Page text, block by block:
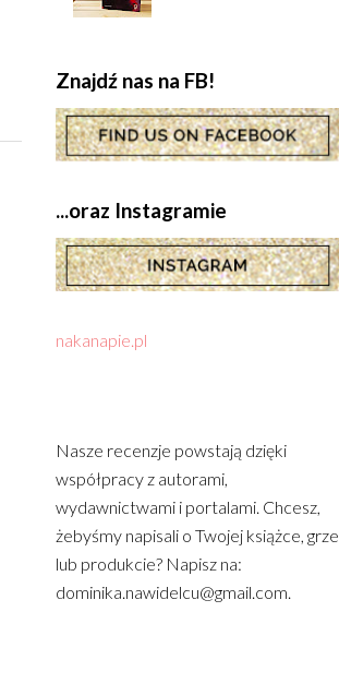
Znajdź nas na FB!
...oraz Instagramie
nakanapie.pl
Nasze recenzje powstają dzięki
współpracy z autorami,
wydawnictwami i portalami. Chcesz,
żebyśmy napisali o Twojej książce, grze
lub produkcie? Napisz na:
dominika.nawidelcu@gmail.com.